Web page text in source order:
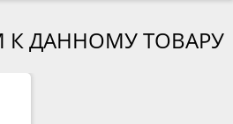
К ДАННОМУ ТОВАРУ